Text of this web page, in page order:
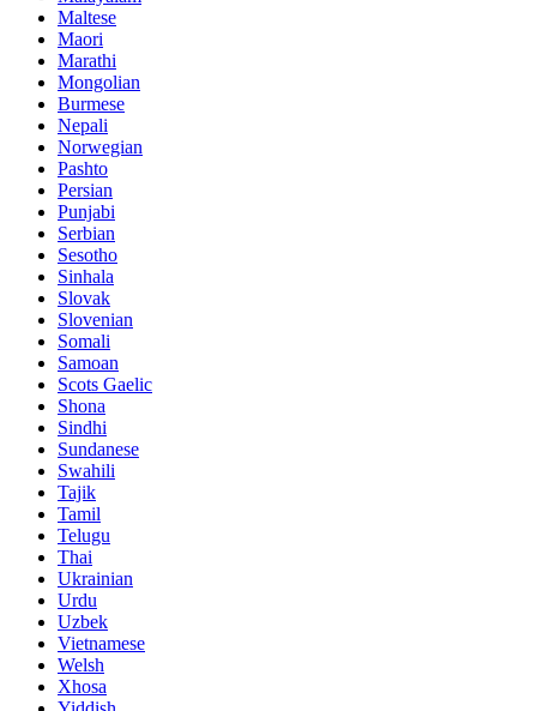
Maltese
Maori
Marathi
Mongolian
Burmese
Nepali
Norwegian
Pashto
Persian
Punjabi
Serbian
Sesotho
Sinhala
Slovak
Slovenian
Somali
Samoan
Scots Gaelic
Shona
Sindhi
Sundanese
Swahili
Tajik
Tamil
Telugu
Thai
Ukrainian
Urdu
Uzbek
Vietnamese
Welsh
Xhosa